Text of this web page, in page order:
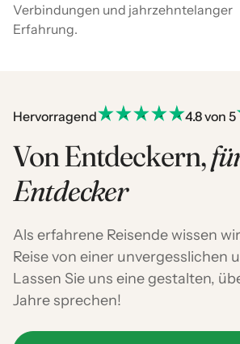
Verbindungen und jahrzehntelanger
Erfahrung.
Hervorragend 4.8 von 5
Von Entdeckern,
Entdecker
Als erfahrene Reisende wissen
Reise von einer unvergesslichen
Lassen Sie uns eine gestalten,
Jahre sprechen!